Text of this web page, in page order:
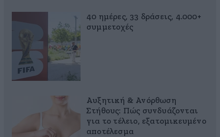
40 ημέρες, 33 δράσεις, 4.000+
συμμετοχές
Αυξητική & Ανόρθωση
Στήθους: Πώς συνδυάζονται
για το τέλειο, εξατομικευμένο
αποτέλεσμα